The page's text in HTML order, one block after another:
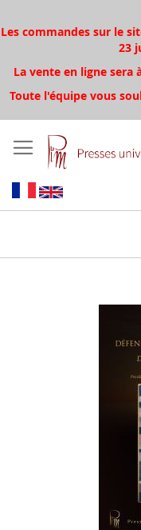
Les commandes sur le
23
La vente en ligne sera
Toute l'équipe vous